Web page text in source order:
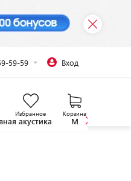
59-59 Вход
Избранное Корзина
акустика